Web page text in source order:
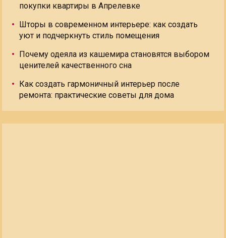
покупки квартиры в Апрелевке
Шторы в современном интерьере: как создать
уют и подчеркнуть стиль помещения
Почему одеяла из кашемира становятся выбором
ценителей качественного сна
Как создать гармоничный интерьер после
ремонта: практические советы для дома